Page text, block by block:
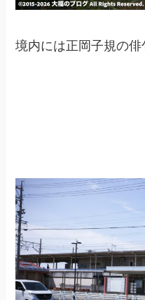
境内には正岡子規の俳